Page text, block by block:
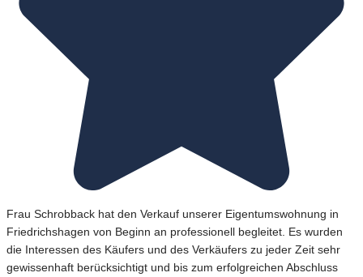
Frau Schrobback hat den Verkauf unserer Eigentumswohnung in
Friedrichshagen von Beginn an professionell begleitet. Es wurden
die Interessen des Käufers und des Verkäufers zu jeder Zeit sehr
gewissenhaft berücksichtigt und bis zum erfolgreichen Abschluss